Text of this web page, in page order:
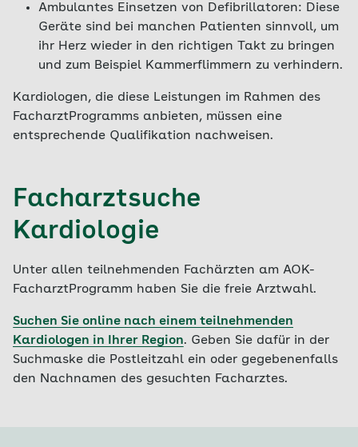
Ambulantes Einsetzen von Defibrillatoren: Diese
Geräte sind bei manchen Patienten sinnvoll, um
ihr Herz wieder in den richtigen Takt zu bringen
und zum Beispiel Kammerflimmern zu verhindern.
Kardiologen, die diese Leistungen im Rahmen des
FacharztProgramms anbieten, müssen eine
entsprechende Qualifikation nachweisen.
Facharztsuche
Kardiologie
Unter allen teilnehmenden Fachärzten am AOK-
FacharztProgramm haben Sie die freie Arztwahl.
Suchen Sie online nach einem teilnehmenden
Kardiologen in Ihrer Region. Geben Sie dafür in der
Suchmaske die Postleitzahl ein oder gegebenenfalls
den Nachnamen des gesuchten Facharztes.